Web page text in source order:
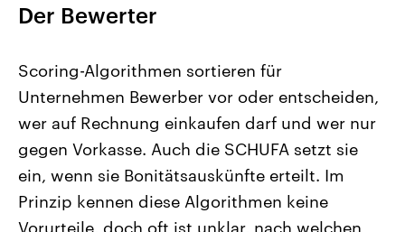
Landtagswahl Sachsen-Anhalt
2026
Alle Informationen
Sachsen-Anhalt wählt am 6.
September 2026 einen neuen
Landtag. Seit 2021 wird das
Bundesland von einer Koalition aus
USA
Aktuelle Beiträge,
Hintergründe
Wirtschaftlich und
gehören die Vereinigten
mit großem Einfluss auf
Der Bewerter
Scoring-Algorithmen sortieren für
Unternehmen Bewerber vor oder entscheiden,
wer auf Rechnung einkaufen darf und wer nur
gegen Vorkasse. Auch die SCHUFA setzt sie
ein, wenn sie Bonitätsauskünfte erteilt. Im
Prinzip kennen diese Algorithmen keine
Vorurteile, doch oft ist unklar, nach welchen